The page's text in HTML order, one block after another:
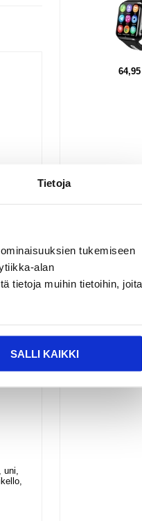
Tietoja
tukemiseen
alan
tietoja muihin tietoihin, joita
SALLI KAIKKI
uni,
1.83"
64,95